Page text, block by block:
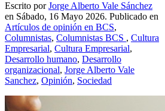
Escrito porJorge Alberto Vale Sánchez
en Sábado, 16 Mayo 2026. Publicado en
Artículos de opinión en BCS,
Columnistas, Columnistas BCS , Cultura
Empresarial, Cultura Empresarial,
Desarrollo humano, Desarrollo
organizacional, Jorge Alberto Vale
Sanchez, Opinión, Sociedad